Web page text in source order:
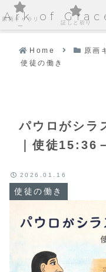
Ark of
Home 原画
使徒の働き
パウロがシラ
｜使徒15:36
使徒の働き
2026.01.16
原画ギャラリ
ー
証しと祈り